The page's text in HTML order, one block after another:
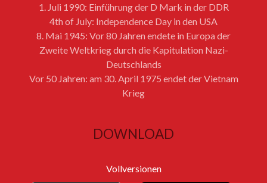
1. Juli 1990: Einführung der D Mark in der DDR
4th of July: Independence Day in den USA
8. Mai 1945: Vor 80 Jahren endete in Europa der
Zweite Weltkrieg durch die Kapitulation Nazi-
Deutschlands
Vor 50 Jahren: am 30. April 1975 endet der Vietnam
Krieg
DOWNLOAD
Vollversionen